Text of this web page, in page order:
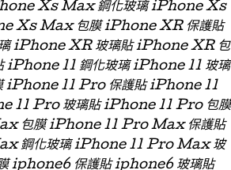
Xs Max 鋼化玻璃 iPhone Xs
Xs Max 包膜 iPhone XR 保護貼
iPhone XR 玻璃貼 iPhone XR 包
iPhone 11 鋼化玻璃 iPhone 11 玻璃
iPhone 11 Pro 保護貼 iPhone 11
11 Pro 玻璃貼 iPhone 11 Pro 包膜
包膜 iPhone 11 Pro Max 保護貼
鋼化玻璃 iPhone 11 Pro Max 玻
iphone6 保護貼 iphone6 玻璃貼